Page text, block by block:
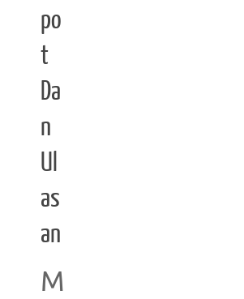
po
t
Da
n
Ul
as
an
M